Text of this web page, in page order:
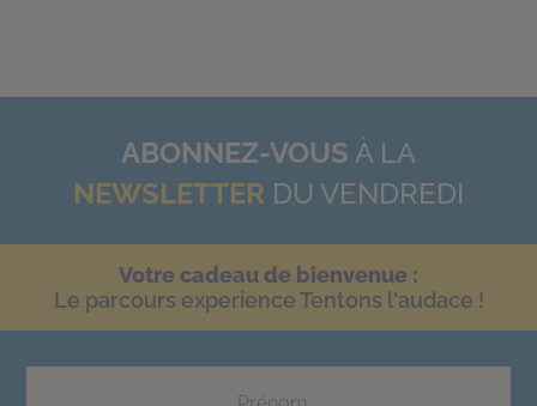
ABONNEZ-VOUS À LA
NEWSLETTER DU VENDREDI
Votre cadeau de bienvenue :
Le parcours experience Tentons l'audace !